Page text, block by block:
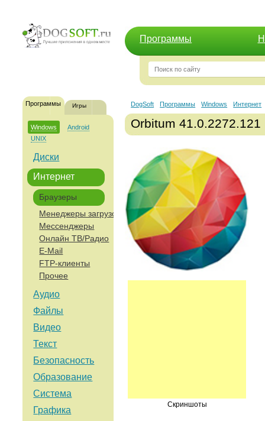
Программы
Программы Игры
Windows
Android
UNIX
Диски
Интернет
Браузеры
Менеджеры загрузок
Мессенджеры
Онлайн ТВ/Радио
E-Mail
FTP-клиенты
Прочее
Аудио
Файлы
Видео
Текст
Безопасность
Образование
Система
Графика
DogSoft Программы Windows Интернет
Orbitum 41.0.2272.121
Скриншоты